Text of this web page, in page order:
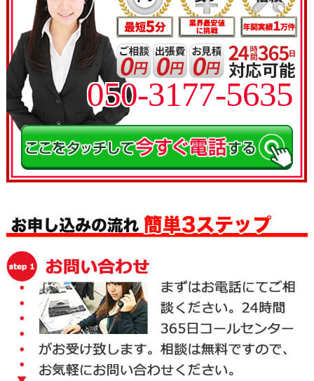
050-3177-5635